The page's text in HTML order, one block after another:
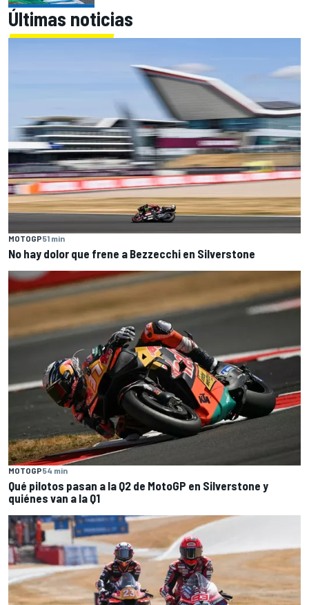
Últimas noticias
MOTOGP51 min
No hay dolor que frene a Bezzecchi en Silverstone
MOTOGP54 min
Qué pilotos pasan a la Q2 de MotoGP en Silverstone y
quiénes van a la Q1